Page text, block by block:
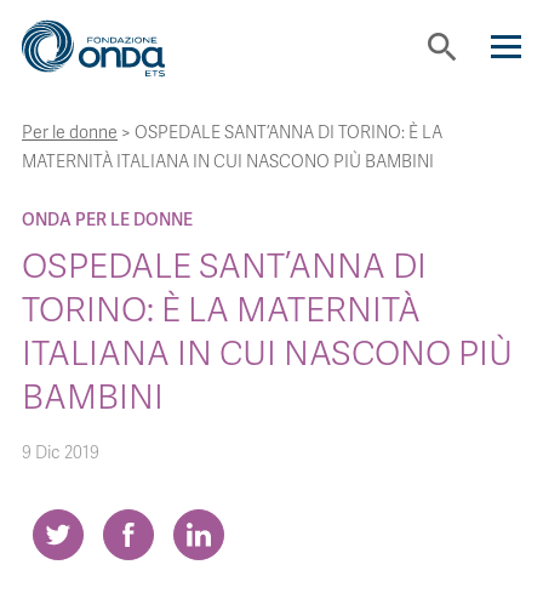
search
CHI SIAMO
CON CHI LAVORIAMO
STRUMENTI
BOLLINI
NEWS
Per le donne > OSPEDALE SANT’ANNA DI TORINO: È LA
MATERNITÀ ITALIANA IN CUI NASCONO PIÙ BAMBINI
ONDA PER LE DONNE
OSPEDALE SANT’ANNA DI
TORINO: È LA MATERNITÀ
ITALIANA IN CUI NASCONO PIÙ
BAMBINI
9 Dic 2019